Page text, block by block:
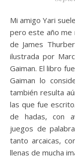
Mi amigo Yari suele escribirme un cuento en mi cumpleaños
pero este año me
de James
ilustrada por
Gaiman. El libro
Gaiman lo
también resulta
las que fue
de hadas, con
juegos de
tanto arcaicas,
llenas de mucha